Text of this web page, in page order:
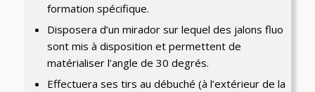
formation spécifique.
Disposera d’un mirador sur lequel des jalons fluo
sont mis à disposition et permettent de
matérialiser l’angle de 30 degrés.
Effectuera ses tirs au débuché (à l’extérieur de la